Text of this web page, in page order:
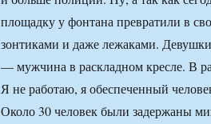
площадку у фонтана превратили в
зонтиками и даже лежаками.
— мужчина в раскладном кресле. В
Я не работаю, я обеспеченный
Около 30 человек были задержаны